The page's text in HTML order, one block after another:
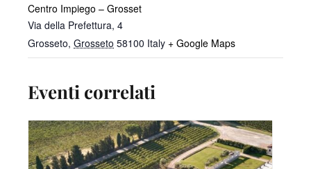
Centro Impiego – Grosset
Via della Prefettura, 4
Grosseto, Grosseto 58100 Italy + Google Maps
Eventi correlati